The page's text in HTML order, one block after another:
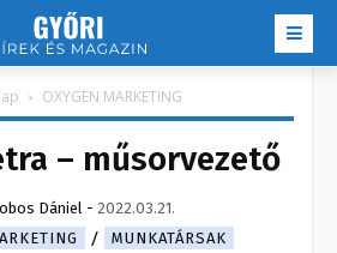
OXYGEN MARKETING
– műsorvezető
Dániel - 2022.03.21.
MUNKATÁRSAK